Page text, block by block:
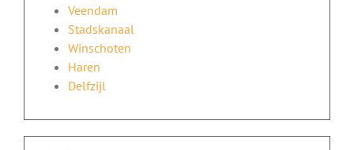
Veendam
Stadskanaal
Winschoten
Haren
Delfzijl